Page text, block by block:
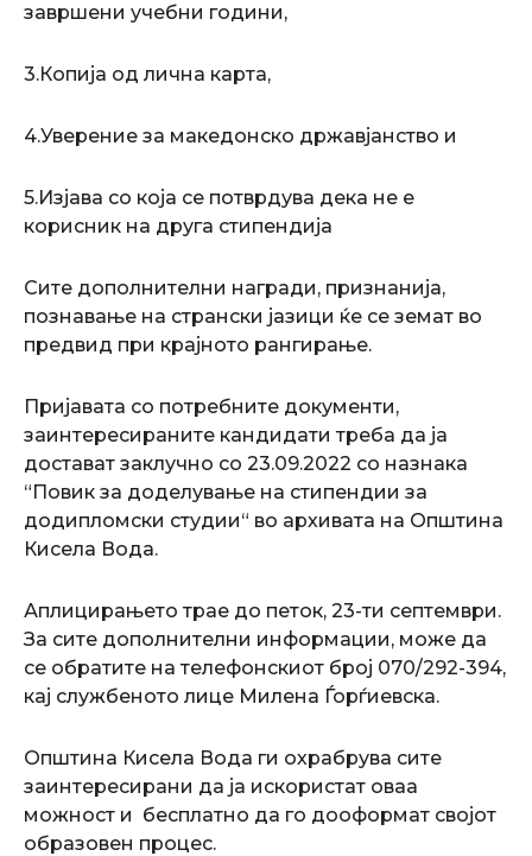
завршени учебни години,
3.Копија од лична карта,
4.Уверение за македонско државјанство и
5.Изјава со која се потврдува дека не е
корисник на друга стипендија
Сите дополнителни награди, признанија,
познавање на странски јазици ќе се земат во
предвид при крајното рангирање.
Пријавата со потребните документи,
заинтересираните кандидати треба да ја
достават заклучно со 23.09.2022 со назнака
“Повик за доделување на стипендии за
додипломски студии“ во архивата на Општина
Кисела Вода.
Аплицирањето трае до петок, 23-ти септември.
За сите дополнителни информации, може да
се обратите на телефонскиот број 070/292-394,
кај службеното лице Милена Ѓорѓиевска.
Општина Кисела Вода ги охрабрува сите
заинтересирани да ја искористат оваа
можност и бесплатно да го дооформат својот
образовен процес.